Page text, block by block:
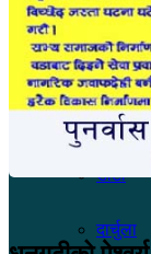
कंचनपुर
कैलाली
अछाम
डोटी
दार्चुला